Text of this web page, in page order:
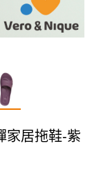
家居拖鞋-紫